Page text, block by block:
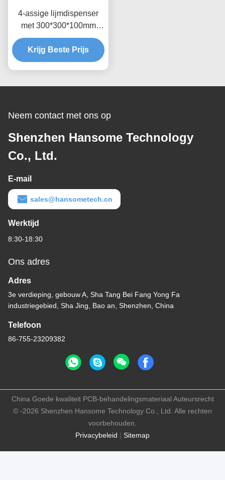
4-assige lijmdispenser
met 300*300*100mm
werkbereik, ±0.02mm
herhalingsnauwkeurigheid
en 1:1-10:1 lijm
Krijg Beste Prijs
Neem contact met ons op
Shenzhen Hansome Technology
Co., Ltd.
E-mail
sales@hansometech.cn
Werktijd
8:30-18:30
Ons adres
Adres
3e verdieping, gebouw A, Sha Tang Bei Fang Yong Fa
industriegebied, Sha Jing, Bao an, Shenzhen, China
Telefoon
86-755-23209382
Privacybeleid | Sitemap
China Goede kwaliteit PCB-behandelingsmateriaal Auteursrecht
© -2026 Shenzhen Hansome Technology Co., Ltd. Alle rechten
voorbehouden.